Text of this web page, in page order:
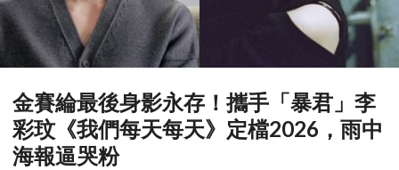
金賽綸最後身影永存！攜手「暴君」李
彩玟《我們每天每天》定檔2026，雨中
海報逼哭粉